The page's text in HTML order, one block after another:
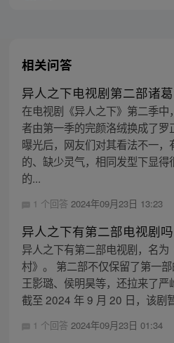
相关问答
异人之下电视剧第二部诸
在电视剧《异人之下》第二季
者由第一季的完颜洛绒换成了罗
曝光后，网友们对其看法不一
的、缺少灵气，相同发型下显
的...
1 个回答 2024年09月23日 13:23
异人之下有第二部电视剧吗
异人之下有第二部电视剧，名
村》。 第二部不仅保留了第一部
王影璐、侯明昊等，还拉来了严
截至 2024 年 9 月 20 日，该剧
1 个回答 2024年09月23日 01:34